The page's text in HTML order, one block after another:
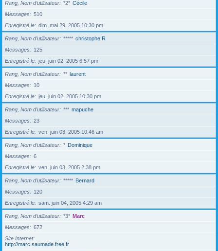
Rang, Nom d’utilisateur *2* Cécile
Messages
510
Enregistré le
dim. mai 29, 2005 10:30 pm
Rang, Nom d’utilisateur ***** christophe R
Messages
125
Enregistré le
jeu. juin 02, 2005 6:57 pm
Rang, Nom d’utilisateur ** laurent
Messages
10
Enregistré le
jeu. juin 02, 2005 10:30 pm
Rang, Nom d’utilisateur *** mapuche
Messages
23
Enregistré le
ven. juin 03, 2005 10:46 am
Rang, Nom d’utilisateur * Dominique
Messages
6
Enregistré le
ven. juin 03, 2005 2:38 pm
Rang, Nom d’utilisateur ***** Bernard
Messages
120
Enregistré le
sam. juin 04, 2005 4:29 am
Rang, Nom d’utilisateur *3* Marc
Messages
672
Site Internet
http://marc.saumade.free.fr